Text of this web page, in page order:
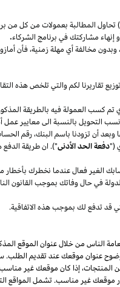
المطالبة بعمولات من كل من
إنهاء مشاركتك في برنامج الشركاء.
وبدون مخالفة أي مهلةزمنية،فأن
تقاريرنا لكم والتي تلخص هذه
في العملة الأساسية لموقع أمازون خلال 60 يوما من انتهاء الشهر الذي
التحويل بالنسبة الى معايير عمل
أن تزودنا باسم البنك،رقم
("دفعة الحد الأدنى")
. انطريقة الدفع
الغير فعالعندما نخطرك بأخطار
في حال وفاتك بموجب القانون
قد تدفع لك بموجب هذه الاتفاقية.
الناس من خلال عنوان الموقع
عنوان موقعك عند تقديم
إذا كان موقعك غير
موقعك غير مناسب. تشمل المواقع